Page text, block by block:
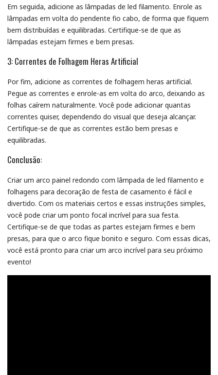
Em seguida, adicione as lâmpadas de led filamento. Enrole as
lâmpadas em volta do pendente fio cabo, de forma que fiquem
bem distribuídas e equilibradas. Certifique-se de que as
lâmpadas estejam firmes e bem presas.
3: Correntes de Folhagem Heras Artificial
Por fim, adicione as correntes de folhagem heras artificial.
Pegue as correntes e enrole-as em volta do arco, deixando as
folhas caírem naturalmente. Você pode adicionar quantas
correntes quiser, dependendo do visual que deseja alcançar.
Certifique-se de que as correntes estão bem presas e
equilibradas.
Conclusão:
Criar um arco painel redondo com lâmpada de led filamento e
folhagens para decoração de festa de casamento é fácil e
divertido. Com os materiais certos e essas instruções simples,
você pode criar um ponto focal incrível para sua festa.
Certifique-se de que todas as partes estejam firmes e bem
presas, para que o arco fique bonito e seguro. Com essas dicas,
você está pronto para criar um arco incrível para seu próximo
evento!